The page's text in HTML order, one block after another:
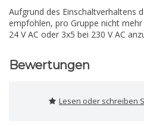
Aufgrund des Einschaltverhaltens
empfohlen, pro Gruppe nicht
24 V AC oder 3x5 bei 230 V AC
Bewertungen
Lesen oder schreiben